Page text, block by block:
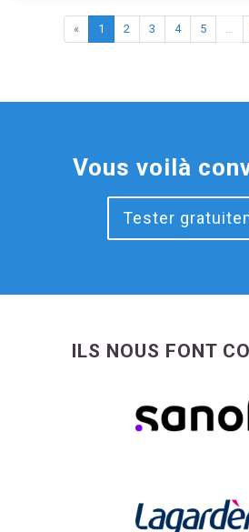
« 1 2 3 4 5 ...
Vous voilà
Tester
ILS NOUS FONT